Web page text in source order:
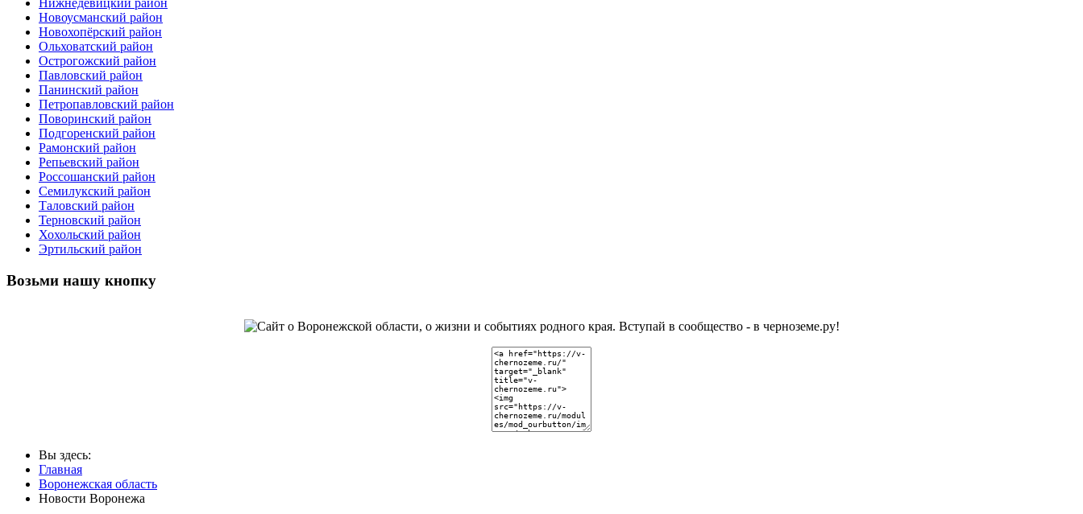
Нижнедевицкий район
Новоусманский район
Новохопёрский район
Ольховатский район
Острогожский район
Павловский район
Панинский район
Петропавловский район
Поворинский район
Подгоренский район
Рамонский район
Репьевский район
Россошанский район
Семилукский район
Таловский район
Терновский район
Хохольский район
Эртильский район
Возьми нашу кнопку
Вы здесь:
Главная
Воронежская область
Новости Воронежа